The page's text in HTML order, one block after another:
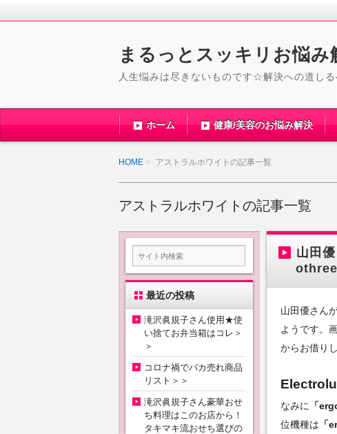
まるっとスッキリお悩み
人生悩みは尽きないものです☆解決への道し
ホーム 健康/美容のお悩み解決
HOME アストラルホワイトの記事一覧
アストラルホワイトの記事一覧
山田
othree
山田優さん
ようです。
からお借り
なみに 「
位機種は 「
最近の投稿
滝沢眞規子さん使用★使
い捨てお弁当箱はコレ＞
＞
コロナ禍でバカ売れ商品
リスト＞＞
滝沢眞規子さん豪華おせ
ち料理はこのお店から！
タキマキ流おせち選びの